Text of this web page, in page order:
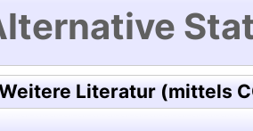
Literatur (mittels